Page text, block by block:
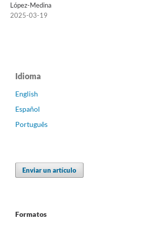
López-Medina
2025-03-19
Idioma
English
Español
Português
Enviar un artículo
Formatos